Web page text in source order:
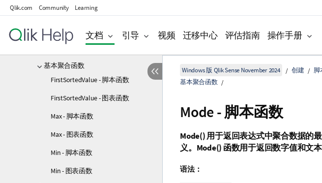
Qlik.com Community Learning
文档 引导 视频 迁移中心 评估指南 操作手册
运算符
脚本和图表函数
基本聚合函数
FirstSortedValue - 脚本函数
FirstSortedValue - 图表函数
Max - 脚本函数
Max - 图表函数
Min - 脚本函数
Min - 图表函数
Windows 版 Qlik Sense November 2024 创建 脚
基本聚合函数
Mode - 脚本函数
Mode()用于返回表达式中聚合数据的
义。 Mode() 函数用于返回数字值和文本
语法：